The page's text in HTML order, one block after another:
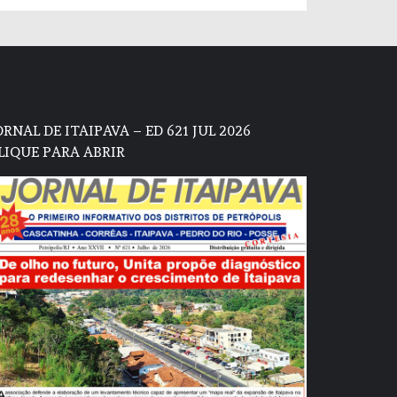
DE ITAIPAVA – ED 621 JUL 2026
PARA ABRIR